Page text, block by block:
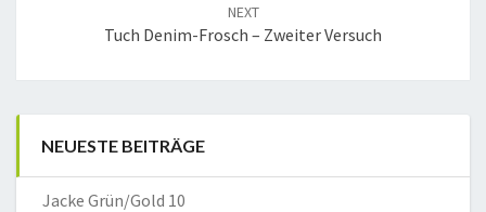
NEXT
Tuch Denim-Frosch – Zweiter Versuch
NEUESTE BEITRÄGE
Jacke Grün/Gold 10